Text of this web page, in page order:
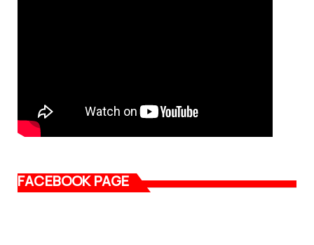
FACEBOOK PAGE